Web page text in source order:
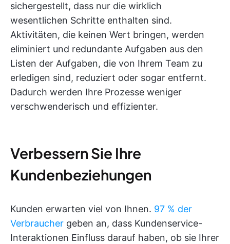
sichergestellt, dass nur die wirklich
wesentlichen Schritte enthalten sind.
Aktivitäten, die keinen Wert bringen, werden
eliminiert und redundante Aufgaben aus den
Listen der Aufgaben, die von Ihrem Team zu
erledigen sind, reduziert oder sogar entfernt.
Dadurch werden Ihre Prozesse weniger
verschwenderisch und effizienter.
Verbessern Sie Ihre
Kundenbeziehungen
Kunden erwarten viel von Ihnen. 97 % der
Verbraucher geben an, dass Kundenservice-
Interaktionen Einfluss darauf haben, ob sie Ihrer